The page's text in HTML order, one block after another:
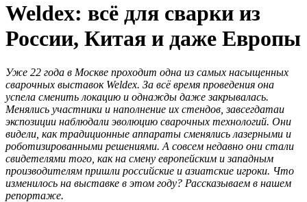
Weldex: всё для сварки из
России, Китая и даже Европы
Уже 22 года в Москве проходит одна из самых насыщенных
сварочных выставок Weldex. За всё время проведения она
успела сменить локацию и однажды даже закрывалась.
Менялись участники и наполнение их стендов, завсегдатаи
экспозиции наблюдали эволюцию сварочных технологий. Они
видели, как традиционные аппараты сменялись лазерными и
роботизированными решениями. А совсем недавно они стали
свидетелями того, как на смену европейским и западным
производителям пришли российские и азиатские игроки. Что
изменилось на выставке в этом году? Рассказываем в нашем
репортаже.